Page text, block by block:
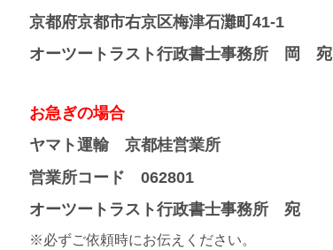
京都府京都市右京区梅津石灘町41-1
オーツートラスト行政書士事務所 岡 宛
お急ぎの場合
ヤマト運輸 京都桂営業所
営業所コード 062801
オーツートラスト行政書士事務所 宛
※必ずご依頼時にお伝えください。